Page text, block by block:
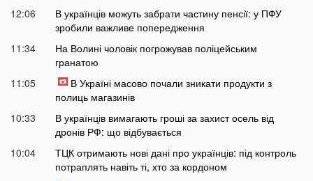
12:06
В українців можуть забрати частину пенсії: у ПФУ
зробили важливе попередження
11:34
На Волині чоловік погрожував поліцейським
гранатою
11:05
В Україні масово почали зникати продукти з
полиць магазинів
10:33
В українців вимагають гроші за захист осель від
дронів РФ: що відбувається
10:04
ТЦК отримають нові дані про українців: під контроль
потраплять навіть ті, хто за кордоном